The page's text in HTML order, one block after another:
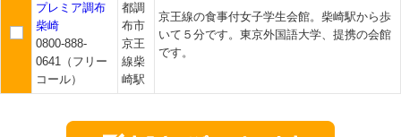
プレミア調布
柴崎
0800-888-
0641（フリー
コール）
都調
布市
京王
線柴
崎駅
京王線の食事付女子学生会館。柴崎駅から歩
いて５分です。東京外国語大学、提携の会館
です。